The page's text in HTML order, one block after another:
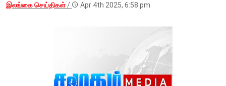
இலங்கை செய்திகள்/ Apr 4th 2025, 6:58 pm